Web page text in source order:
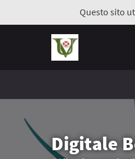
Questo sito
Digitale